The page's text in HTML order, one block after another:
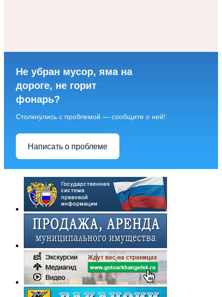
Не убран мусор, яма на
дороге, не горит
фонарь?
Столкнулись с проблемой — сообщите о ней!
Написать о проблеме